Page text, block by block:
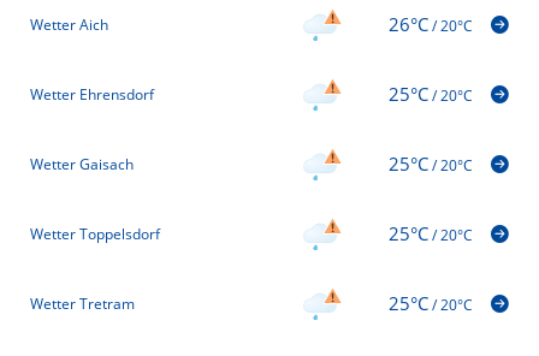
Wetter Aich 26°C/20°C
Wetter Ehrensdorf 25°C/20°C
Wetter Gaisach 25°C/20°C
Wetter Toppelsdorf 25°C/20°C
Wetter Tretram 25°C/20°C